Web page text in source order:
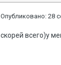
Опубликовано:28
скорей всего)у